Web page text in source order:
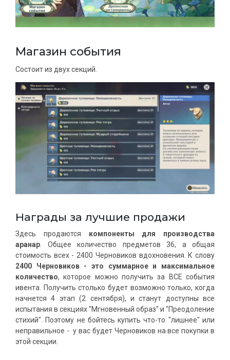
Магазин события
Состоит из двух секций.
Награды за лучшие продажи
Здесь продаются компоненты для производства
аранар. Общее количество предметов 36, а общая
стоимость всех - 2400 Черновиков вдохновения. К слову
2400 Черновиков - это суммарное и максимальное
количество, которое можно получить за ВСЕ события
ивента. Получить столько будет возможно только, когда
начнется 4 этап (2 сентября), и станут доступны все
испытания в секциях "Мгновенный образ" и "Преодоление
стихий". Поэтому не бойтесь купить что-то "лишнее" или
неправильное - у вас будет Черновиков на все покупки в
этой секции.